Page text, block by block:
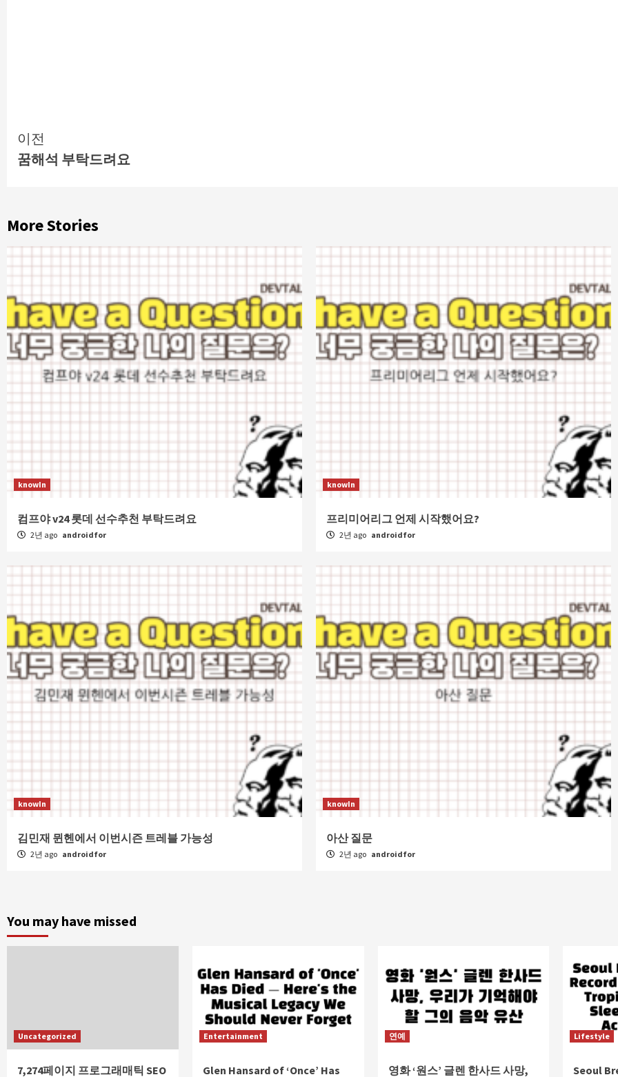
Continue
Reading
이전
꿈해석 부탁드려요
More Stories
knowIn
컴프야 v24 롯데 선수추천 부탁드려요
2년 ago androidfor
knowIn
프리미어리그 언제 시작했어요?
2년 ago androidfor
knowIn
김민재 뮌헨에서 이번시즌 트레블 가능성
2년 ago androidfor
knowIn
아산 질문
2년 ago androidfor
You may have missed
Uncategorized
7,274페이지 프로그래매틱 SEO
Entertainment
Glen Hansard of ‘Once’ Has
연예
영화 ‘원스’ 글렌 한사드 사망,
Lifestyle
Seoul